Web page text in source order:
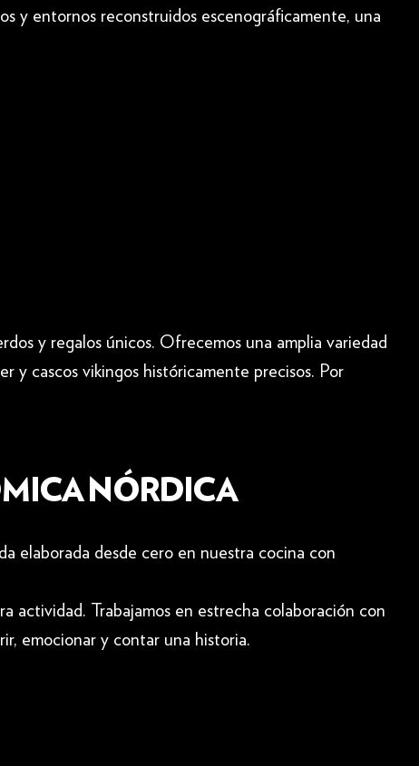
y entornos reconstruidos escenográficamente, una
y regalos únicos. Ofrecemos una amplia variedad
y cascos vikingos históricamente precisos. Por
NÓRDICA
elaborada desde cero en nuestra cocina con
actividad. Trabajamos en estrecha colaboración con
emocionar y contar una historia.